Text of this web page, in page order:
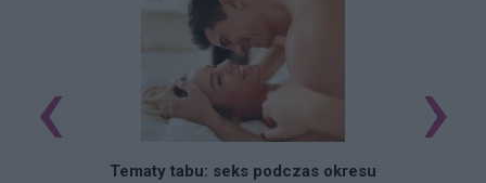
Tematy tabu: seks podczas okresu
‹ ›